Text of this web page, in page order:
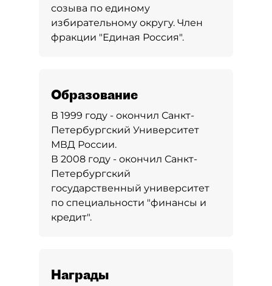
созыва по единому
избирательному округу. Член
фракции "Единая Россия".
Образование
В 1999 году - окончил Санкт-
Петербургский Университет
МВД России.
В 2008 году - окончил Санкт-
Петербургский
государственный университет
по специальности "финансы и
кредит".
Награды